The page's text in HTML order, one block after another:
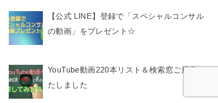
【公式 LINE】登録で「スペシャルコンサル
の動画」をプレゼント☆
YouTube動画220本リスト＆検索窓ご用意い
たしました